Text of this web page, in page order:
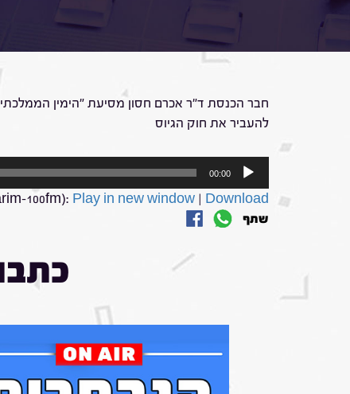
חבר הכנסת ד"ר אכרם חסון מסיעת "הימין
להעביר את חוק הגיוס
00:00
100fm): Play in new window | Download
שתף